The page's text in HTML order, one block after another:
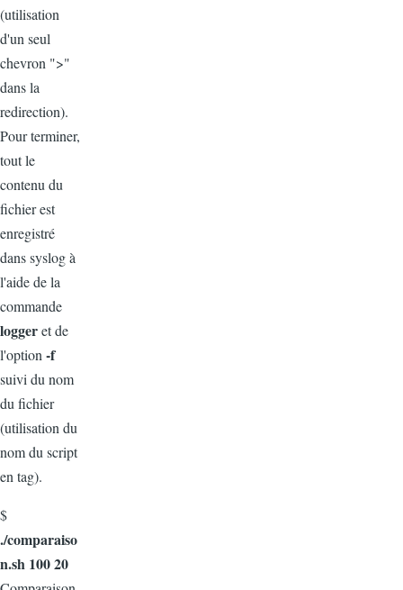
(utilisation
d'un seul
chevron ">"
dans la
redirection).
Pour terminer,
tout le
contenu du
fichier est
enregistré
dans syslog à
l'aide de la
commande
loggeret de
l'option -f
suivi du nom
du fichier
(utilisation du
nom du script
en tag).
$
./comparaiso
n.sh 100 20